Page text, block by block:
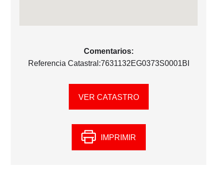
Comentarios:
Referencia Catastral:7631132EG0373S0001BI
VER CATASTRO
IMPRIMIR